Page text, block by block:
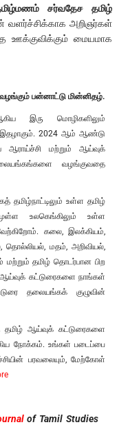
சர்வதேச தமிழ்
வளர்ச்சிக்காக அறிஞர்கள்
ஊக்குவிக்கும் மையமாக
பன்னாட்டு மின்னிதழ்.
இரு மொழிகளிலும்
இதழாகும். 2024 ஆம் ஆண்டு
ஆராய்ச்சி மற்றும் ஆய்வுக்
வழங்குவதை
தமிழ்நாட்டிலும் உள்ள தமிழ்
உலகெங்கிலும் உள்ள
கலை, இலக்கியம்,
தொல்லியல், மதம், அறிவியல்,
தமிழ் தொடர்பான பிற
ஆய்வுக் கட்டுரைகளை நாங்கள்
தலையங்கக் குழுவின்
தமிழ் ஆய்வுக் கட்டுரைகளை
நோக்கம். உங்கள் படைப்பை
பரவலையும், மேற்கோள்
of Tamil Studies